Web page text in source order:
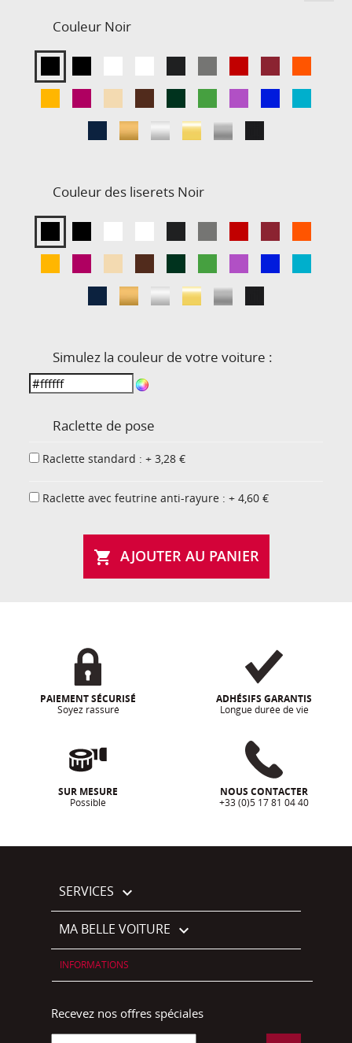
Couleur Noir
Couleur des liserets Noir
Simulez la couleur de votre voiture :
Raclette de pose
Raclette standard : + 3,28 €
Raclette avec feutrine anti-rayure : + 4,60 €
 AJOUTER AU PANIER
PAIEMENT SÉCURISÉ
Soyez rassuré
ADHÉSIFS GARANTIS
Longue durée de vie
SUR MESURE
Possible
NOUS CONTACTER
+33 (0)5 17 81 04 40
SERVICES 
MA BELLE VOITURE 
INFORMATIONS
Recevez nos offres spéciales